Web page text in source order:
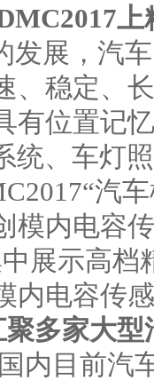
上
发展，汽
、稳定、
有位置记
统、车灯
汽
模内电容
展示高
内电容传
多家大
内目前汽